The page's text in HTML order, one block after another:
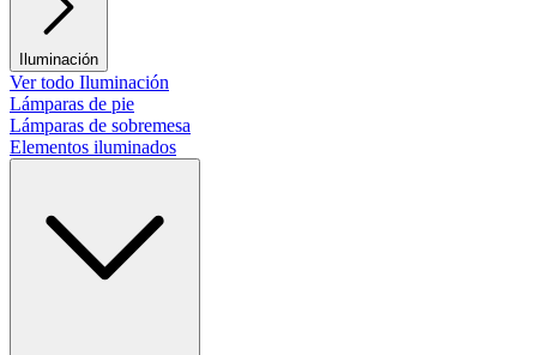
Iluminación
Ver todo Iluminación
Lámparas de pie
Lámparas de sobremesa
Elementos iluminados